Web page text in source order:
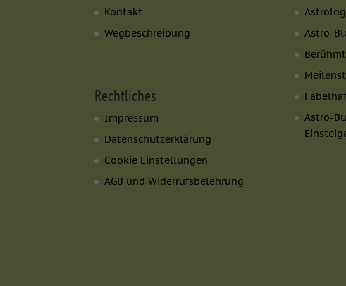
Kontakt
Wegbeschreibung
Rechtliches
Impressum
Datenschutzerklärung
Cookie Einstellungen
AGB und Widerrufsbelehrung
Astro-
Astro-
tun dies, indem sie Besucher
externen Medien akzeptiert